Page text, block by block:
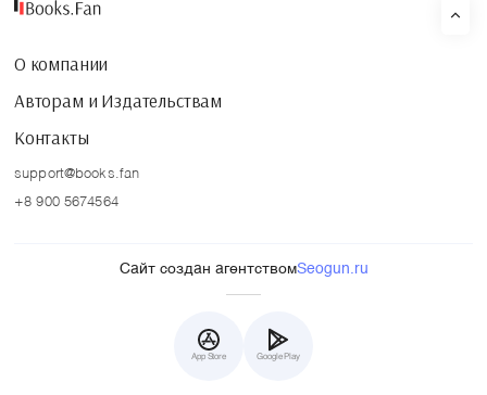
О компании
Авторам и Издательствам
Контакты
support@books.fan
+8 900 5674564
Сайт создан агентствомSeogun.ru
App Store Google Play